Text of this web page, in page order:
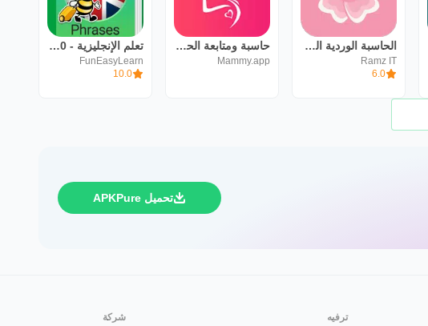
الحاسبة الوردية الدورة الشهرية
Ramz IT
6.0
حاسبة ومتابعة الحمل MammyApp‎
Mammy.app
تعلم الإنجليزية - 5000 جمل
FunEasyLearn
10.0
تحميل APKPure
ترفيه شركة